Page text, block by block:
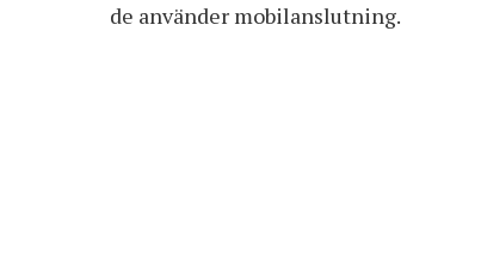
de använder mobilanslutning.